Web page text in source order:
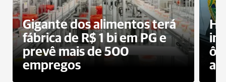
Gigante dos alimentos terá
fábrica de R$ 1 bi em PG e
prevê mais de 500
empregos